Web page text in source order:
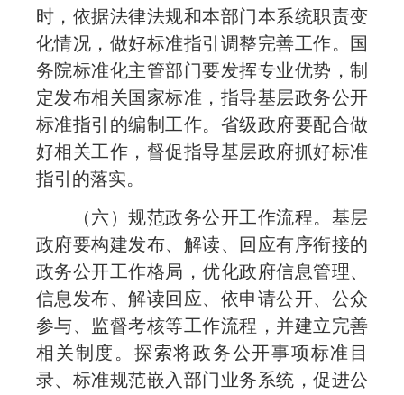
时，依据法律法规和本部门本系统职责变
化情况，做好标准指引调整完善工作。国
务院标准化主管部门要发挥专业优势，制
定发布相关国家标准，指导基层政务公开
标准指引的编制工作。省级政府要配合做
好相关工作，督促指导基层政府抓好标准
指引的落实。
（六）规范政务公开工作流程。基层
政府要构建发布、解读、回应有序衔接的
政务公开工作格局，优化政府信息管理、
信息发布、解读回应、依申请公开、公众
参与、监督考核等工作流程，并建立完善
相关制度。探索将政务公开事项标准目
录、标准规范嵌入部门业务系统，促进公